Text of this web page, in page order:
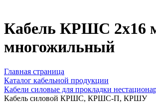
Кабель КРШС 2x16
многожильный
Главная страница
Каталог кабельной продукции
Кабели силовые для прокладки
Кабель силовой КРШС, КРШС-П, КРШУ